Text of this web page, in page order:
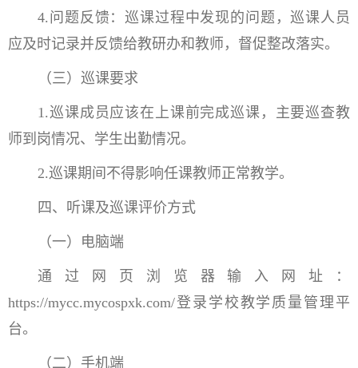
4.问题反馈：巡课过程中发现的问题，巡课人员
应及时记录并反馈给教研办和教师，督促整改落实。
（三）巡课要求
1.巡课成员应该在上课前完成巡课，主要巡查教
师到岗情况、学生出勤情况。
2.巡课期间不得影响任课教师正常教学。
四、听课及巡课评价方式
（一）电脑端
通过网页浏览器输入网址：
https://mycc.mycospxk.com/登录学校教学质量管理平
台。
（二）手机端